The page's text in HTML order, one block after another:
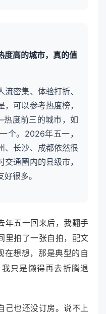
度高的城市，真的值
密集、体验打折、
可以参考热度榜，
度前三的城市，如
个。2026年五一，
、长沙、成都依然很
通圈内的县级市，
很多。
年五一回来后，我翻手
里拍了一张自拍，配文
在想想，那是典型的自
只是懒得再去折腾退
己也还没订房。说不上